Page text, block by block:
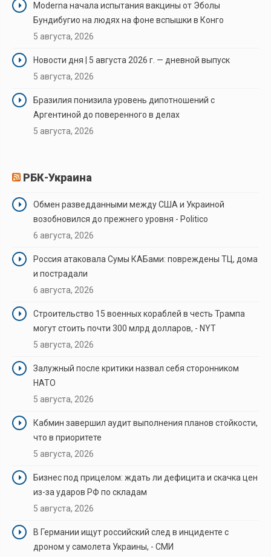
Moderna начала испытания вакцины от Эболы
Бундибугио на людях на фоне вспышки в Конго
5 августа, 2026
Новости дня | 5 августа 2026 г. — дневной выпуск
5 августа, 2026
Бразилия понизила уровень дипотношений с
Аргентиной до поверенного в делах
5 августа, 2026
РБК-Украина
Обмен разведданными между США и Украиной
возобновился до прежнего уровня - Politico
6 августа, 2026
Россия атаковала Сумы КАБами: повреждены ТЦ, дома
и пострадали
6 августа, 2026
Строительство 15 военных кораблей в честь Трампа
могут стоить почти 300 млрд долларов, - NYT
5 августа, 2026
Залужный после критики назвал себя сторонником
НАТО
5 августа, 2026
Кабмин завершил аудит выполнения планов стойкости,
что в приоритете
5 августа, 2026
Бизнес под прицелом: ждать ли дефицита и скачка цен
из-за ударов РФ по складам
5 августа, 2026
В Германии ищут российский след в инциденте с
дроном у самолета Украины, - СМИ